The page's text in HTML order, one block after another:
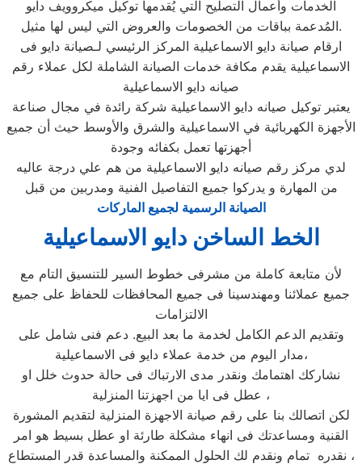
الخدمات وأعمال التصليح التي يُقدمها توكيل ميكروويف دايو
المُدعمة بباقات من الخصومات والعروض التي ليس لها مثيل.
ارقام صيانة دايو الاسماعيلية المركز الرئيسي لـصيانة دايو فى
الاسماعيلية يقدم مكافة خدمات الصيانة الشاملة لكل عملاء رقم
صيانه دايو الاسماعيلية
يعتبر توكيل صيانه دايو الاسماعيلية شركة رائدة في مجال صناعة
الأجهزة الكهربائية في الاسماعيلية والشرق والأوسط حيث أن جميع
أجهزتها تعمل بكفائه وجودة
لدي مركز رقم صيانه دايو الاسماعيلية من هم علي درجة عاليه
من المهارة و يدركوا جميع التفاصيل الفنية ومدربين من قبل
الصيانة الرسمية لجميع الماركات
الخط الساخن دايو الاسماعيلية
لأن متابعة كاملة من مشرفى خطوط السير للتنسيق التام مع
جميع عملائنا ومهندسينا فى جميع المحافظات للحفاظ على جميع
الالتزامات
وتقديم الدعم الكامل لخدمة ما بعد البيع. دعم فنى شامل على
مدار اليوم من خدمة عملاء دايو فى الاسماعيلية،
نشاركك اهتمامك ونقدر مدى الارتباك فى حالة حدوث خلل او
عطل فى ايا من اجهزتنا المنزلية ،
لكن اتصالك بنا على رقم صيانة الاجهزة المنزلية لتقديم المشورة
القنية ومساعدتك فى انهاء مشكلة طارئة او عطل بسيط هو امر
نقدره تمام ونقدم لك الحلول الممكنة والمساعدة قدر المستطاع ،